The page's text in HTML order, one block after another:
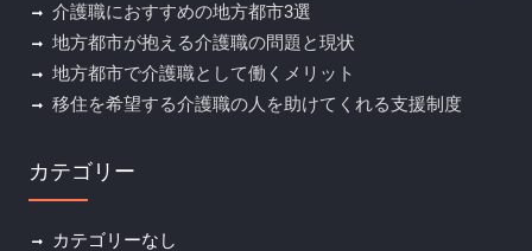
介護職におすすめの地方都市3選
地方都市が抱える介護職の問題と現状
地方都市で介護職として働くメリット
移住を希望する介護職の人を助けてくれる支援制度
カテゴリー
カテゴリーなし